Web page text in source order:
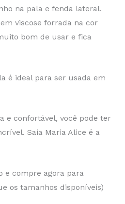
na pala e fenda lateral.
viscose forrada na cor
bom de usar e fica
é ideal para ser usada em
e confortável, você pode ter
Saia Maria Alice é a
e compre agora para
os tamanhos disponíveis)